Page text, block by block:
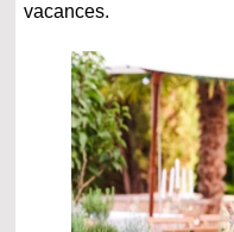
vacances.